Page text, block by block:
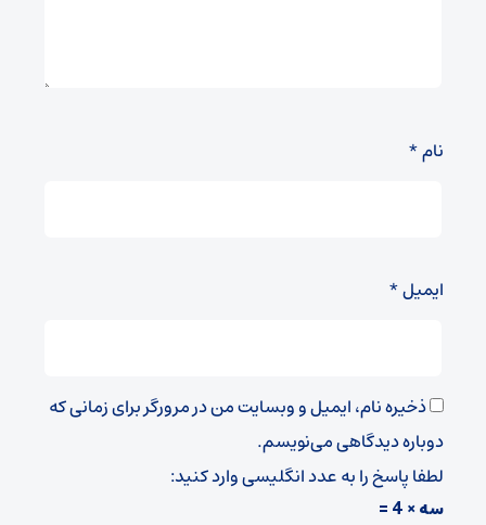
نام*
ایمیل*
ذخیره نام، ایمیل و وبسایت من در مرورگر برای زمانی که
دوباره دیدگاهی می‌نویسم.
لطفا پاسخ را به عدد انگلیسی وارد کنید:
سه × 4 =